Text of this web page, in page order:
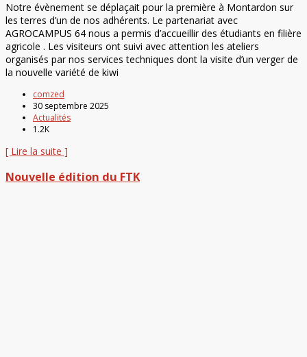
Notre évènement se déplaçait pour la première à Montardon sur
les terres d’un de nos adhérents. Le partenariat avec
AGROCAMPUS 64 nous a permis d’accueillir des étudiants en filière
agricole . Les visiteurs ont suivi avec attention les ateliers
organisés par nos services techniques dont la visite d’un verger de
la nouvelle variété de kiwi
comzed
30 septembre 2025
Actualités
1.2K
[ Lire la suite ]
Nouvelle édition du FTK